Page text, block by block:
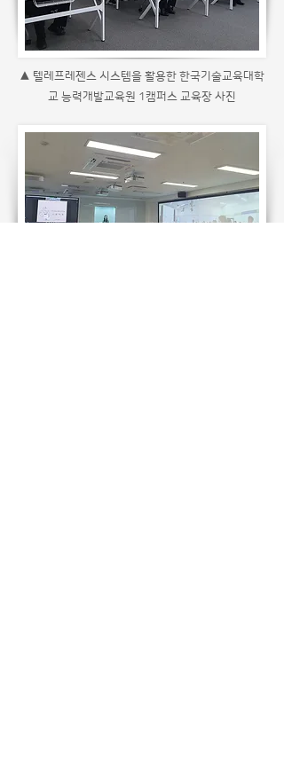
▲ 텔레프레젠스 시스템을 활용한 한국기술교육대학
교 능력개발교육원 1캠퍼스 교육장 사진